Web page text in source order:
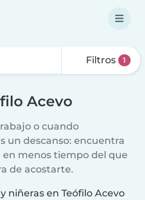
Filtros 1
Acevo
o cuando
un descanso: encuentra
en menos tiempo del que
de acostarte.
niñeras en Teófilo Acevo